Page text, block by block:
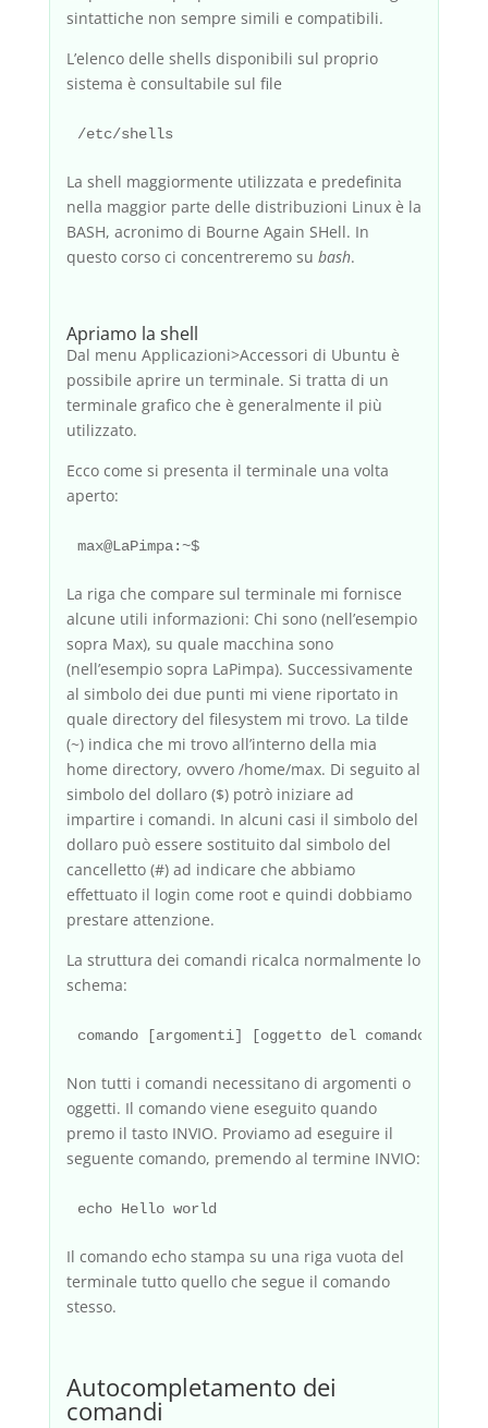
sintattiche non sempre simili e compatibili.
L’elenco delle shells disponibili sul proprio
sistema è consultabile sul file
La shell maggiormente utilizzata e predefinita
nella maggior parte delle distribuzioni Linux è la
BASH, acronimo di Bourne Again SHell. In
questo corso ci concentreremo su bash.
Apriamo la shell
Dal menu Applicazioni>Accessori di Ubuntu è
possibile aprire un terminale. Si tratta di un
terminale grafico che è generalmente il più
utilizzato.
Ecco come si presenta il terminale una volta
aperto:
max@LaPimpa:~$
La riga che compare sul terminale mi fornisce
alcune utili informazioni: Chi sono (nell’esempio
sopra Max), su quale macchina sono
(nell’esempio sopra LaPimpa). Successivamente
al simbolo dei due punti mi viene riportato in
quale directory del filesystem mi trovo. La tilde
(~) indica che mi trovo all’interno della mia
home directory, ovvero /home/max. Di seguito al
simbolo del dollaro ($) potrò iniziare ad
impartire i comandi. In alcuni casi il simbolo del
dollaro può essere sostituito dal simbolo del
cancelletto (#) ad indicare che abbiamo
effettuato il login come root e quindi dobbiamo
prestare attenzione.
La struttura dei comandi ricalca normalmente lo
schema:
Non tutti i comandi necessitano di argomenti o
oggetti. Il comando viene eseguito quando
premo il tasto INVIO. Proviamo ad eseguire il
seguente comando, premendo al termine INVIO:
Il comando echo stampa su una riga vuota del
terminale tutto quello che segue il comando
stesso.
Autocompletamento dei
comandi